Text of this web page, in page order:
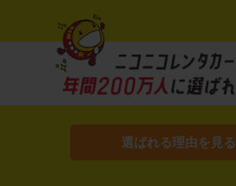
選ばれる理由を見る